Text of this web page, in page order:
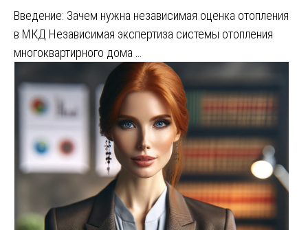
Введение: Зачем нужна независимая оценка отопления
в МКД Независимая экспертиза системы отопления
многоквартирного дома …